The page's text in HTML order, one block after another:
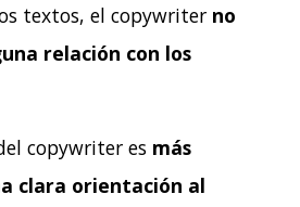
textos, el copywriter no
relación con los
copywriter es más
clara orientación al